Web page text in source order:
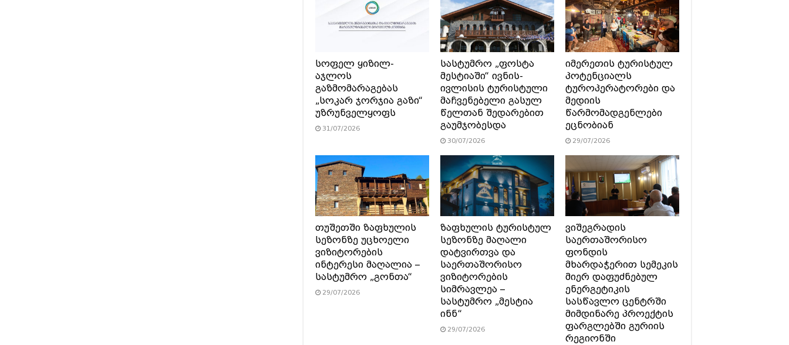
სოფელ ყიზილ-
აჯლოს
გაზმომარაგებას
„სოკარ ჯორჯია გაზი“
უზრუნველყოფს
31/07/2026
სასტუმრო „ფოსტა
მესტიაში“ ივნის-
ივლისის ტურისტული
მაჩვენებელი გასულ
წელთან შედარებით
გაუმჯობესდა
30/07/2026
იმერეთის ტურისტულ
პოტენციალს
ტუროპერატორები და
მედიის
წარმომადგენლები
ეცნობიან
29/07/2026
თუშეთში ზაფხულის
სეზონზე უცხოელი
ვიზიტორების
ინტერესი მაღალია –
სასტუმრო „გონთა“
29/07/2026
ზაფხულის ტურისტულ
სეზონზე მაღალი
დატვირთვა და
საერთაშორისო
ვიზიტორების
სიმრავლეა –
სასტუმრო „მესტია
ინნ“
29/07/2026
ვიშეგრადის
საერთაშორისო
ფონდის
მხარდაჭერით სემეკის
მიერ დაფუძნებულ
ენერგეტიკის
სასწავლო ცენტრში
მიმდინარე პროექტის
ფარგლებში გურიის
რეგიონში